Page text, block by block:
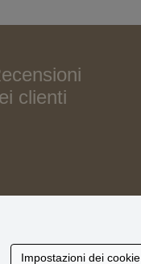
clienti
Impostazioni dei cookie